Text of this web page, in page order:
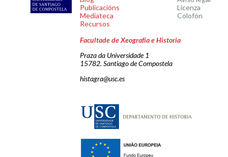
Publicacións
Mediateca
Recursos
Licenza
Colofón
Facultade de Xeografía e Historia
Praza da Universidade 1
15782. Santiago de Compostela
histagra@usc.es